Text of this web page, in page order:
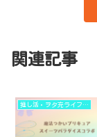
関連記事
推し活・ヲタ充ライフハック